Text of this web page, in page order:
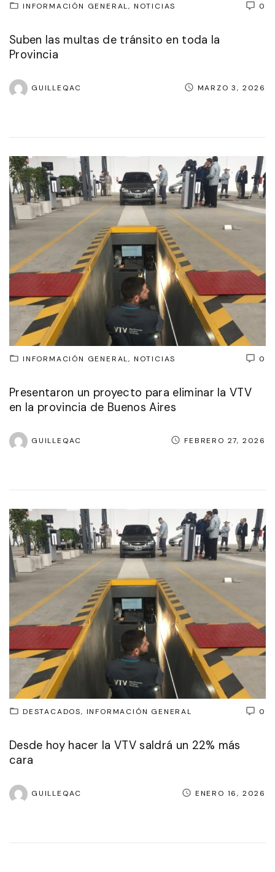
0
INFORMACIÓN GENERAL NOTICIAS
Suben las multas de tránsito en toda la
Provincia
GUILLEQAC MARZO 3, 2026
0
INFORMACIÓN GENERAL NOTICIAS
Presentaron un proyecto para eliminar la VTV
en la provincia de Buenos Aires
GUILLEQAC FEBRERO 27, 2026
0
DESTACADOS INFORMACIÓN GENERAL
Desde hoy hacer la VTV saldrá un 22% más
cara
GUILLEQAC ENERO 16, 2026